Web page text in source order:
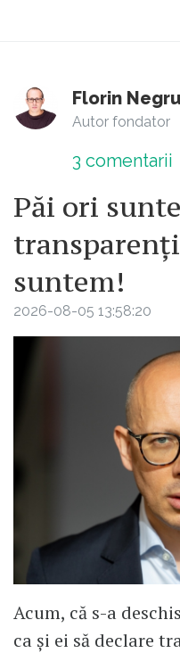
Florin
Autor fondator
3 comentarii
Păi ori
suntem!
2026-08-05 13:58:20
Acum, că s-a
ca și ei să declare